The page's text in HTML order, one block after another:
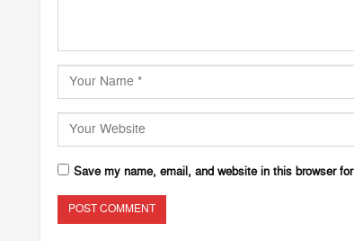
Save my name, email, and website in this browser